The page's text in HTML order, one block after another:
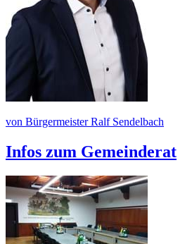
von Bürgermeister Ralf Sendelbach
Infos zum Gemeinderat